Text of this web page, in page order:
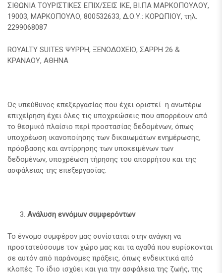
ΣΙΘΩΝΙΑ ΤΟΥΡΙΣΤΙΚΕΣ ΕΠΙΧ/ΣΕΙΣ ΙΚΕ, ΒΙ.ΠΑ ΜΑΡΚΟΠΟΥΛΟΥ,
19003, ΜΑΡΚΟΠΟΥΛΟ, 800532633, Δ.Ο.Υ.: ΚΟΡΩΠΙΟΥ, τηλ.
2299068087
ROYALTY SUITES ΨΥΡΡΗ, ΞΕΝΟΔΟΧΕΙΟ, ΣΑΡΡΗ 26 &
ΚΡΑΝΑΟΥ, ΑΘΗΝΑ
Ως υπεύθυνος επεξεργασίας που έχει οριστεί η ανωτέρω
επιχείρηση έχει όλες τις υποχρεώσεις που απορρέουν από
το θεσμικό πλαίσιο περί προστασίας δεδομένων, όπως
υποχρέωση ικανοποίησης των δικαιωμάτων ενημέρωσης,
πρόσβασης και αντίρρησης των υποκειμένων των
δεδομένων, υποχρέωση τήρησης του απορρήτου και της
ασφάλειας της επεξεργασίας.
Ανάλυση εννόμων συμφερόντων
Το έννομο συμφέρον μας συνίσταται στην ανάγκη να
προστατεύσουμε τον χώρο μας και τα αγαθά που ευρίσκονται
σε αυτόν από παράνομες πράξεις, όπως ενδεικτικά από
κλοπές. Το ίδιο ισχύει και για την ασφάλεια της ζωής, της